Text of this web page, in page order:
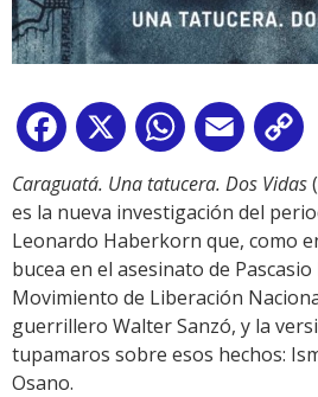
Facebook
X WhatsApp
Email
Caraguatá. Una tatucera. Dos Vidas
es la nueva investigación del
Leonardo Haberkorn que, como
bucea en el asesinato de
Movimiento de Liberación
guerrillero Walter Sanzó, y la
tupamaros sobre esos hechos:
Osano.